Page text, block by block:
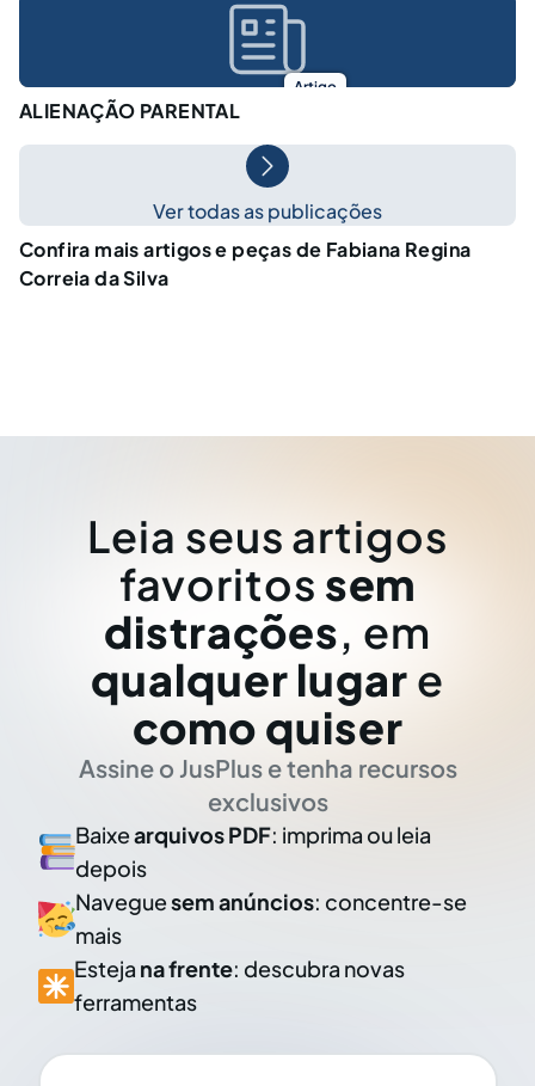
Artigo
ALIENAÇÃO PARENTAL
Ver todas as publicações
Confira mais artigos e peças de Fabiana Regina
Correia da Silva
Leia seus artigos
favoritos sem
distrações, em
qualquer lugar e
como quiser
Assine o JusPlus e tenha recursos
exclusivos
Baixearquivos PDF: imprima ou leia
depois
Naveguesem anúncios: concentre-se
mais
Esteja na frente: descubra novas
ferramentas